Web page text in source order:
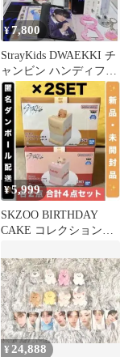
¥7,800
StrayKids DWAEKKI チ
ャンビン ハンディファ
ン まとめ売りスキズ
¥5,999
SKZOO BIRTHDAY
CAKE コレクション
¥24,888